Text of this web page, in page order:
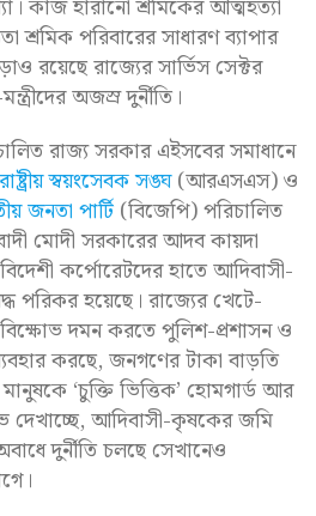
কাজ হারানো শ্রমিকের আত্মহত্যা
শ্রমিক পরিবারের সাধারণ ব্যাপার
রয়েছে রাজ্যের সার্ভিস সেক্টর
অজস্র দুর্নীতি।
রাজ্য সরকার এইসবের সমাধানে
রাষ্ট্রীয় স্বয়ংসেবক সঙ্ঘ(আরএসএস) ও
জনতা পার্টি (বিজেপি) পরিচালিত
মোদী সরকারের আদব কায়দা
কর্পোরেটদের হাতে আদিবাসী-
পরিকর হয়েছে। রাজ্যের খেটে-
দমন করতে পুলিশ-প্রশাসন ও
করছে, জনগণের টাকা বাড়তি
‘চুক্তি ভিত্তিক’ হোমগার্ড আর
দেখাচ্ছে, আদিবাসী-কৃষকের জমি
দুর্নীতি চলছে সেখানেও